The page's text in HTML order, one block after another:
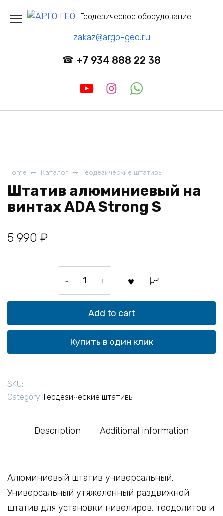
Геодезическое оборудование
zakaz@argo-geo.ru
+7 934 888 22 38
Home Каталог Геодезические штативы
Штатив алюминиевый на
винтах ADA Strong S
5 990 ₽
алюминиевый
на
ADA
Strong
S
Add to cart
Купить в один клик
SKU:
Category: Геодезические штативы
Description Additional information
Алюминиевый штатив универсальный.
Универсальный утяжеленный раздвижной
штатив для установки нивелиров, теодолитов и